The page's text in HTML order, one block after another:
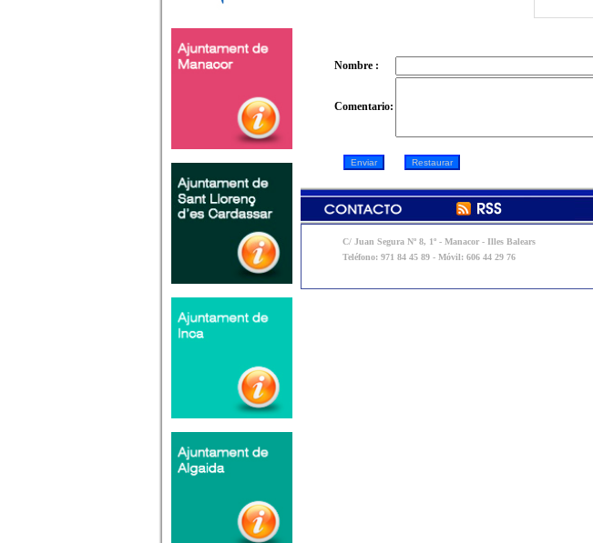
Nombre :
Comentario:
C/ Juan Segura Nº 8, 1º - Manacor - Illes Balears
Teléfono: 971 84 45 89 - Móvil: 606 44 29 76